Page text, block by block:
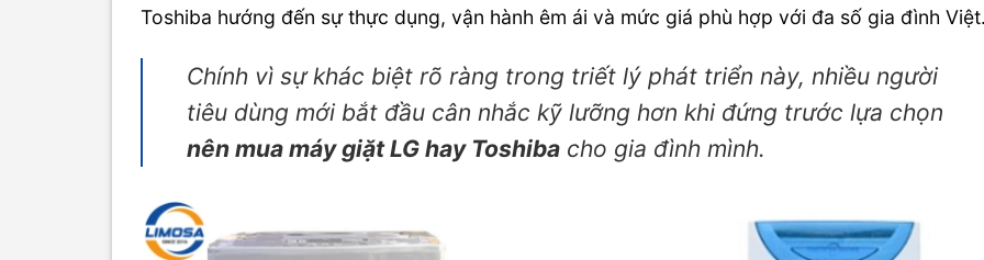
Toshiba hướng đến sự thực dụng, vận hành êm ái và mức giá phù hợp với đa số gia đình
Chính vì sự khác biệt rõ ràng trong triết lý phát triển này, nhiều người
tiêu dùng mới bắt đầu cân nhắc kỹ lưỡng hơn khi đứng trước lựa chọn
nên mua máy giặt LG hay Toshibacho gia đình mình.